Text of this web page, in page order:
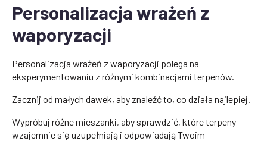
Personalizacja wrażeń z
waporyzacji
Personalizacja wrażeń z waporyzacji polega na
eksperymentowaniu z różnymi kombinacjami terpenów.
Zacznij od małych dawek, aby znaleźć to, co działa najlepiej.
Wypróbuj różne mieszanki, aby sprawdzić, które terpeny
wzajemnie się uzupełniają i odpowiadają Twoim